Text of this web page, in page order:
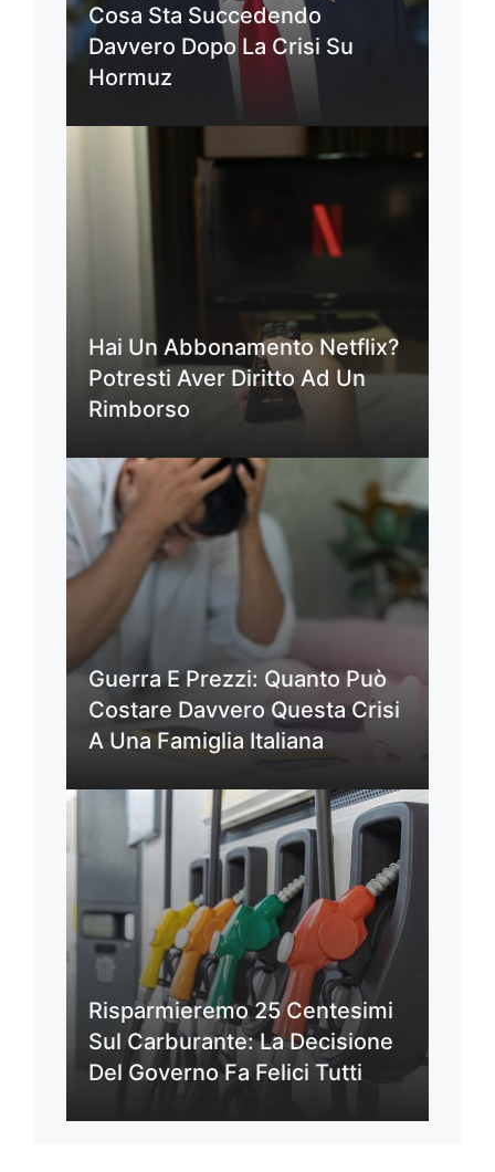
Cosa Sta Succedendo
Davvero Dopo La Crisi Su
Hormuz
Hai Un Abbonamento Netflix?
Potresti Aver Diritto Ad Un
Rimborso
Guerra E Prezzi: Quanto Può
Costare Davvero Questa Crisi
A Una Famiglia Italiana
Risparmieremo 25 Centesimi
Sul Carburante: La Decisione
Del Governo Fa Felici Tutti